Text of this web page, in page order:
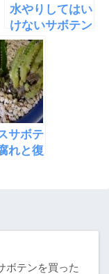
水やりしてはい
けないサボテン
の植え替えをし
た
サボテ
れと復
ボテンを買った